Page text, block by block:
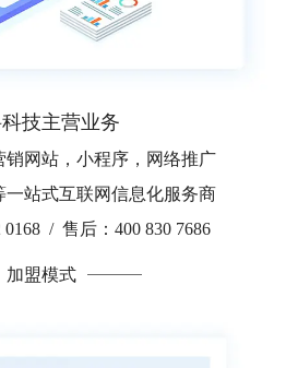
技主营业务
销网站，小程序，网络推广
一站式互联网信息化服务商
0168 / 售后：400 830 7686
加盟模式